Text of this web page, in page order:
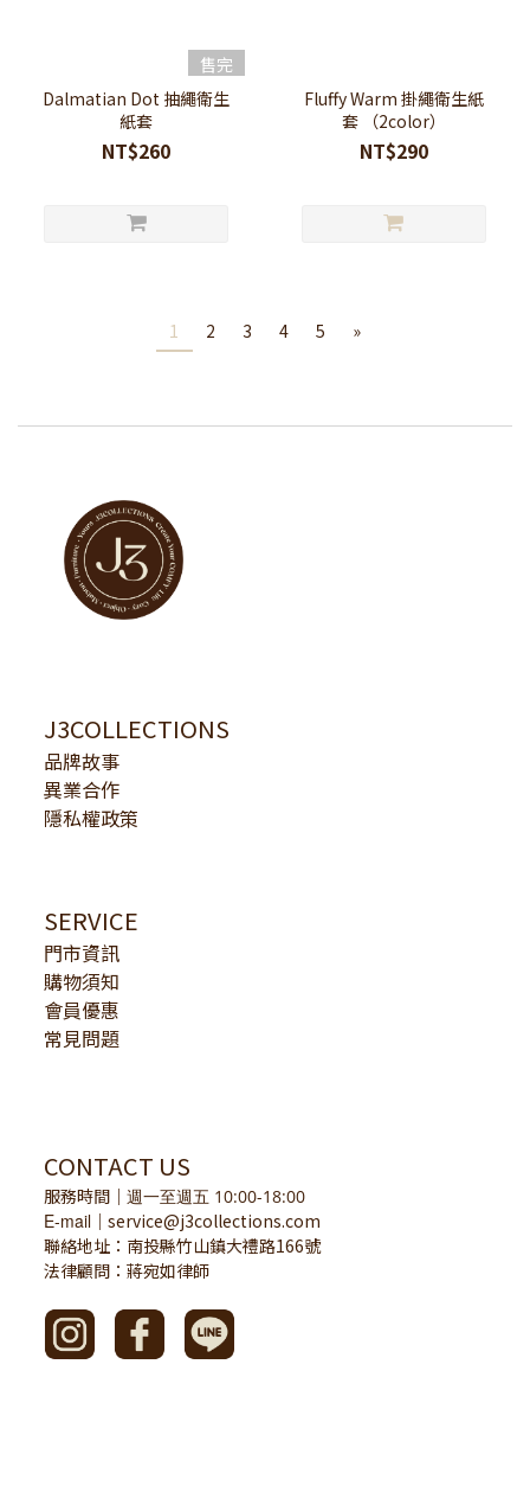
售完
Dalmatian Dot 抽繩衛生
紙套
NT$260
Fluffy Warm 掛繩衛生紙
套 （2color）
NT$290
1 2 3 4 5 »
J3COLLECTIONS
品牌故事
異業合作
隱私權政策
SERVICE
門市資訊
購物須知
會員優惠
常見問題
CONTACT US
服務時間 ｜ 週一至週五 10:00-18:00
E-mail ｜ service@j3collections.com
聯絡地址：南投縣竹山鎮大禮路166號
法律顧問：蔣宛如律師